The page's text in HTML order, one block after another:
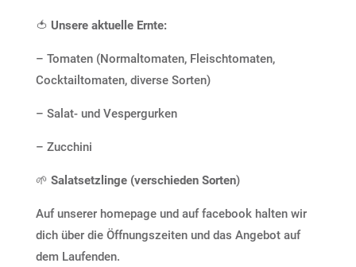
🍅 Unsere aktuelle Ernte:
– Tomaten (Normaltomaten, Fleischtomaten,
Cocktailtomaten, diverse Sorten)
– Salat- und Vespergurken
– Zucchini
🌱 Salatsetzlinge (verschieden Sorten)
Auf unserer homepage und auf facebook halten wir
dich über die Öffnungszeiten und das Angebot auf
dem Laufenden.